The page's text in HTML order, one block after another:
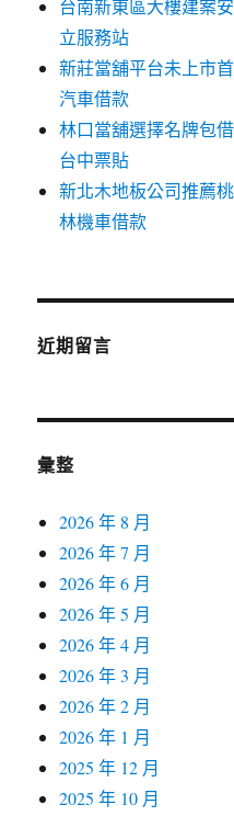
台南新東區大樓建案
立服務站
新莊當舖平台未上市
汽車借款
林口當舖選擇名牌包
台中票貼
新北木地板公司推薦
林機車借款
近期留言
彙整
2026 年 8 月
2026 年 7 月
2026 年 6 月
2026 年 5 月
2026 年 4 月
2026 年 3 月
2026 年 2 月
2026 年 1 月
2025 年 12 月
2025 年 10 月